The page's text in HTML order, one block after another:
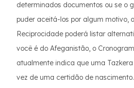
determinados documentos ou se o
puder aceitá-los por algum motivo,
Reciprocidade poderá listar
você é do Afeganistão, o
atualmente indica que uma
vez de uma certidão de nascimento.